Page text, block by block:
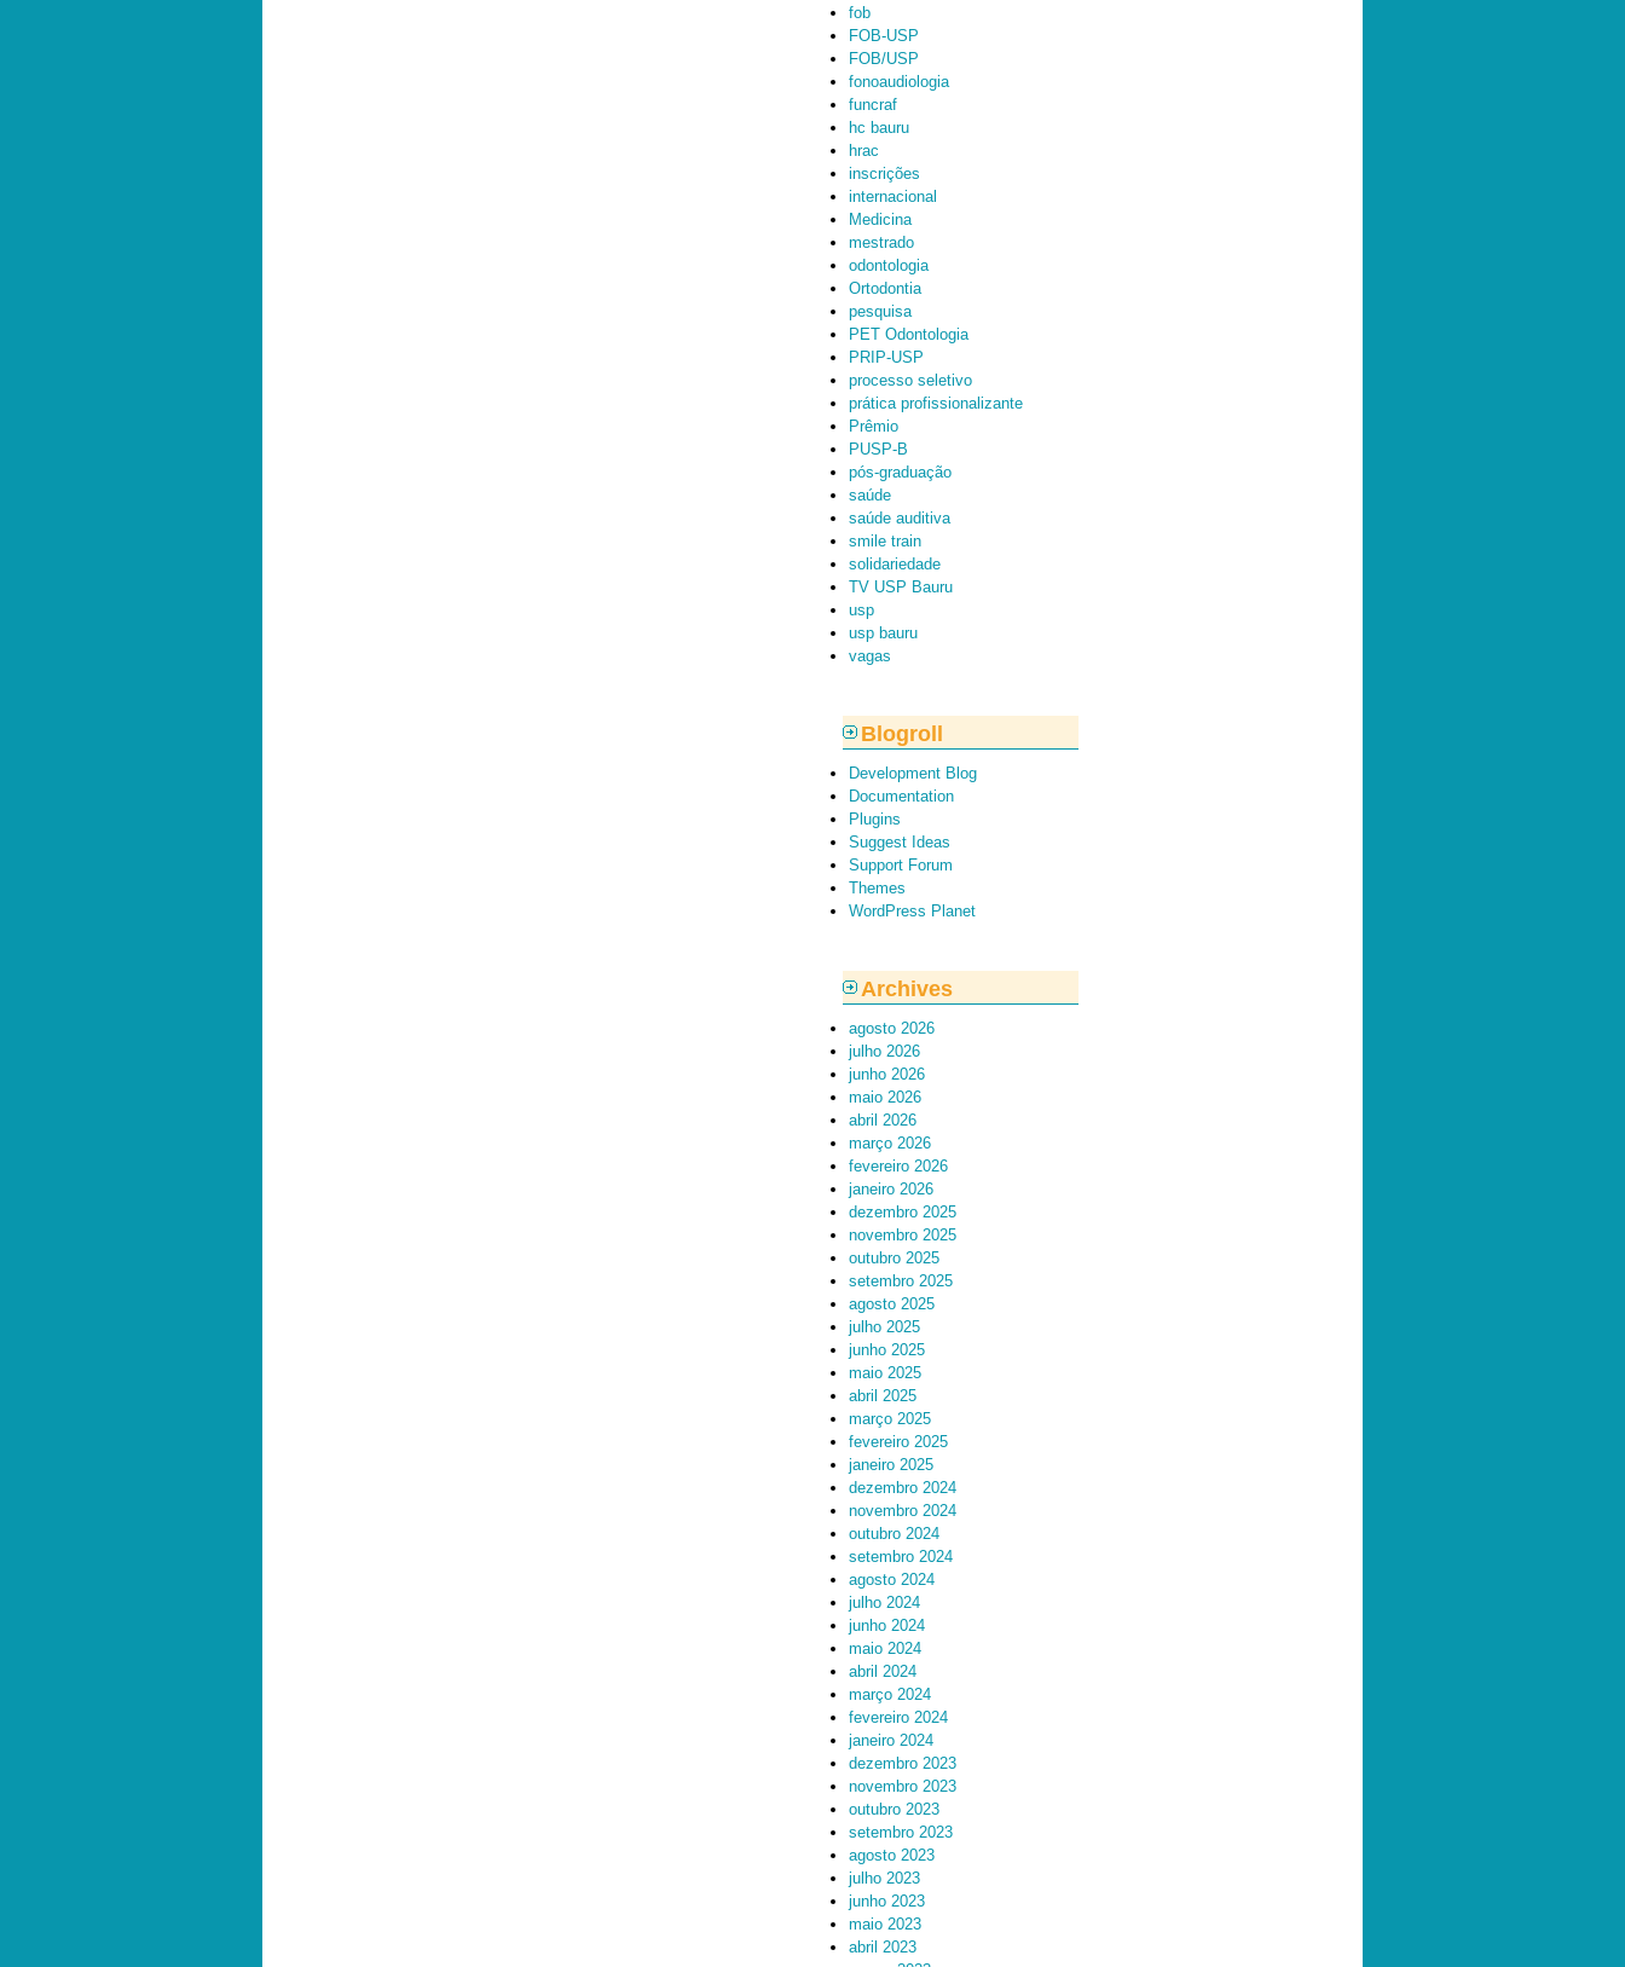
fob
FOB-USP
FOB/USP
fonoaudiologia
funcraf
hc bauru
hrac
inscrições
internacional
Medicina
mestrado
odontologia
Ortodontia
pesquisa
PET Odontologia
PRIP-USP
processo seletivo
prática profissionalizante
Prêmio
PUSP-B
pós-graduação
saúde
saúde auditiva
smile train
solidariedade
TV USP Bauru
usp
usp bauru
vagas
Blogroll
Development Blog
Documentation
Plugins
Suggest Ideas
Support Forum
Themes
WordPress Planet
Archives
agosto 2026
julho 2026
junho 2026
maio 2026
abril 2026
março 2026
fevereiro 2026
janeiro 2026
dezembro 2025
novembro 2025
outubro 2025
setembro 2025
agosto 2025
julho 2025
junho 2025
maio 2025
abril 2025
março 2025
fevereiro 2025
janeiro 2025
dezembro 2024
novembro 2024
outubro 2024
setembro 2024
agosto 2024
julho 2024
junho 2024
maio 2024
abril 2024
março 2024
fevereiro 2024
janeiro 2024
dezembro 2023
novembro 2023
outubro 2023
setembro 2023
agosto 2023
julho 2023
junho 2023
maio 2023
abril 2023